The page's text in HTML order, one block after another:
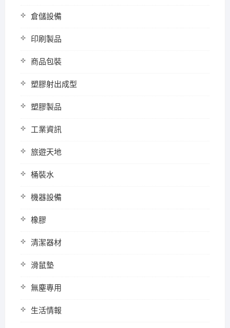
倉儲設備
印刷製品
商品包裝
塑膠射出成型
塑膠製品
工業資訊
旅遊天地
桶裝水
機器設備
橡膠
清潔器材
滑鼠墊
無塵專用
生活情報